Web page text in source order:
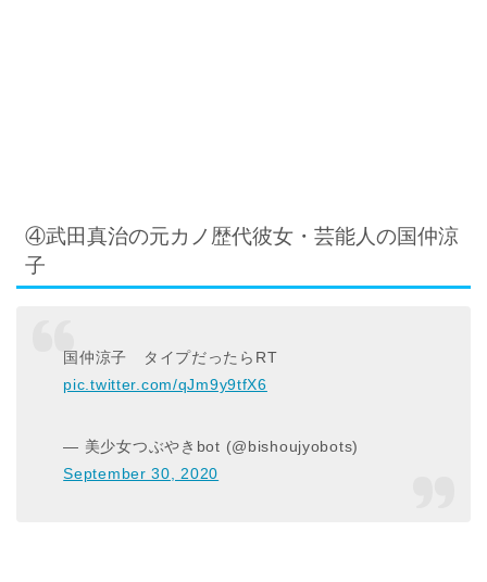
④武田真治の元カノ歴代彼女・芸能人の国仲涼
子
国仲涼子 タイプだったらRT
pic.twitter.com/qJm9y9tfX6
— 美少女つぶやきbot (@bishoujyobots)
September 30, 2020